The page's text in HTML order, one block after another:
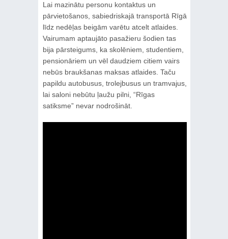
Lai mazinātu personu kontaktus un
pārvietošanos, sabiedriskajā transportā Rīgā
līdz nedēļas beigām varētu atcelt atlaides.
Vairumam aptaujāto pasažieru šodien tas
bija pārsteigums, ka skolēniem, studentiem,
pensionāriem un vēl daudziem citiem vairs
nebūs braukšanas maksas atlaides. Taču
papildu autobusus, trolejbusus un tramvajus,
lai saloni nebūtu ļaužu pilni, “Rīgas
satiksme” nevar nodrošināt.